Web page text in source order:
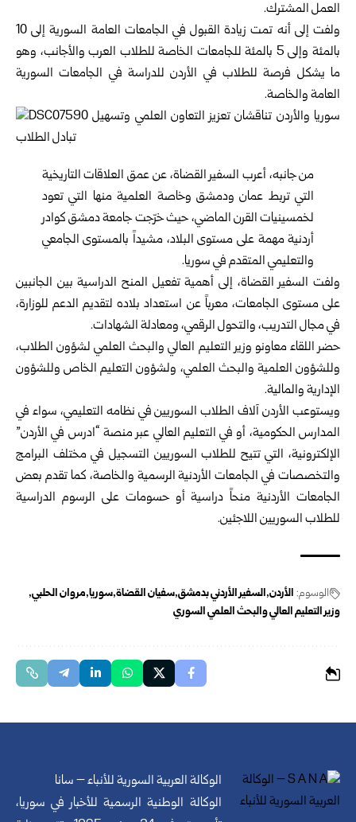
العمل المشترك.
ولفت إلى أنه تمت زيادة القبول في الجامعات العامة السورية إلى 10
بالمئة وإلى 5 بالمئة للجامعات الخاصة للطلاب العرب والأجانب، وهو
ما يشكل فرصة للطلاب في الأردن للدراسة في الجامعات السورية
العامة والخاصة.
من جانبه، أعرب السفير القضاة، عن عمق العلاقات التاريخية
التي تربط عمان ودمشق وخاصة العلمية منها التي تعود
لخمسينيات القرن الماضي، حيث خرّجت جامعة دمشق كوادر
أردنية مهمة على مستوى البلاد، مشيداً بالمستوى الجامعي
والتعليمي المتقدم في سوريا.
ولفت السفير القضاة، إلى أهمية تفعيل المنح الدراسية بين الجانبين
على مستوى الجامعات، معرباً عن استعداد بلاده لتقديم الدعم للوزارة،
في مجال التدريب، والتحول الرقمي، ومعادلة الشهادات.
حضر اللقاء معاونو وزير التعليم العالي والبحث العلمي لشؤون الطلاب،
وللشؤون العلمية والبحث العلمي، ولشؤون التعليم الخاص وللشؤون
الإدارية والمالية.
ويستوعب الأردن آلاف الطلاب السوريين في نظامه التعليمي، سواء في
المدارس الحكومية، أو في التعليم العالي عبر منصة “ادرس في الأردن”
الإلكترونية، التي تتيح للطلاب السوريين التسجيل في مختلف البرامج
والتخصصات في الجامعات الأردنية الرسمية والخاصة، كما تقدم بعض
الجامعات الأردنية منحاً دراسية أو حسومات على الرسوم الدراسية
للطلاب السوريين اللاجئين.
الوسوم: الأردن السفير الأردني بدمشق سفيان القضاة سوريا مروان الحلبي
وزير التعليم العالي والبحث العلمي السوري
الوكالة العربية السورية للأنباء – سانا
الوكالة الوطنية الرسمية للأخبار في سوريا،